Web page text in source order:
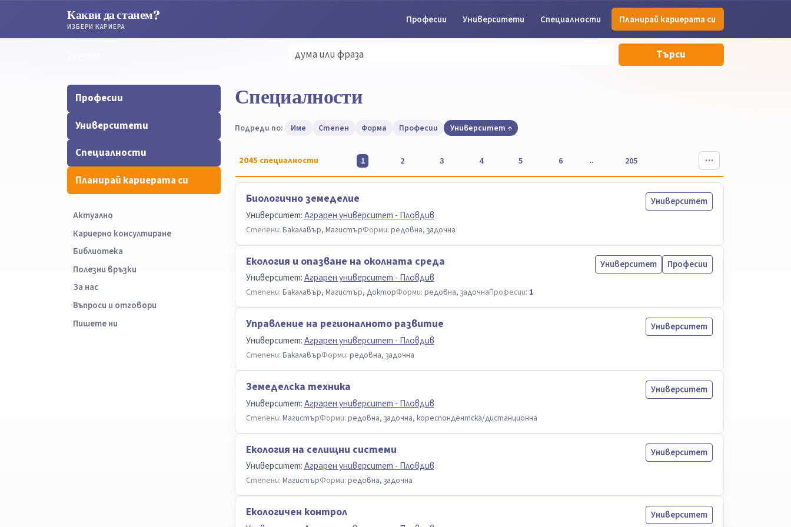
Какви да станем?
ИЗБЕРИ КАРИЕРА
Професии Университети Специалности Планирай кариерата си
Търси
Професии
Университети
Специалности
Планирай кариерата си
Актуално
Кариерно консултиране
Библиотека
Полезни връзки
За нас
Въпроси и отговори
Пишете ни
Специалности
Подреди по: Име Степен Форма Професии Университет
2045 специалности 1 2 3 4 5 6 .. 205
Биологично земеделие
Университет:Аграрен университет - Пловдив
Степени: Бакалавър, МагистърФорми: редовна, задочна
Университет
Екология и опазване на околната среда
Университет:Аграрен университет - Пловдив
Степени: Бакалавър, Магистър, ДокторФорми: редовна, задочнаПрофесии: 1
Университет Професии
Управление на регионалното развитие
Университет:Аграрен университет - Пловдив
Степени: БакалавърФорми: редовна, задочна
Университет
Земеделска техника
Университет:Аграрен университет - Пловдив
Степени: МагистърФорми: редовна, задочна, кореспондентска/дистанционна
Университет
Екология на селищни системи
Университет:Аграрен университет - Пловдив
Степени: МагистърФорми: редовна, задочна
Университет
Екологичен контрол Университет